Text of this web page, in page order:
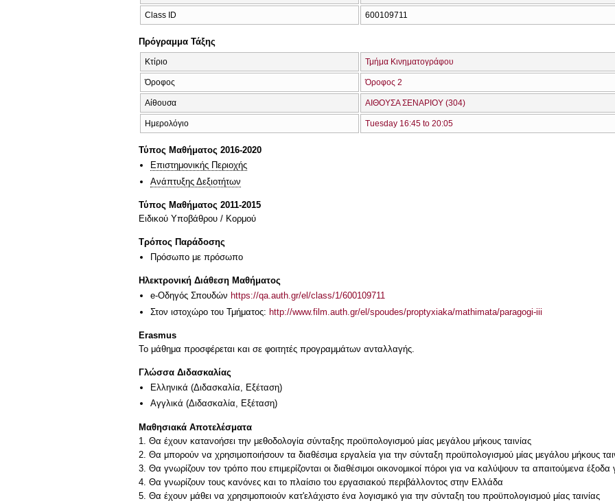
Class ID 600109711
Πρόγραμμα Τάξης
Κτίριο Τμήμα Κινηματογράφου
Όροφος Όροφος 2
Αίθουσα ΑΙΘΟΥΣΑ ΣΕΝΑΡΙΟΥ (304)
Ημερολόγιο Tuesday 16:45 to 20:05
Τύπος Μαθήματος 2016-2020
Επιστημονικής Περιοχής
Ανάπτυξης Δεξιοτήτων
Τύπος Μαθήματος 2011-2015
Ειδικού Υποβάθρου / Κορμού
Τρόπος Παράδοσης
Πρόσωπο με πρόσωπο
Ηλεκτρονική Διάθεση Μαθήματος
e-Οδηγός Σπουδών https://qa.auth.gr/el/class/1/600109711
Στον ιστοχώρο του Τμήματος: http://www.film.auth.gr/el/spoudes/proptyxiaka/mathimata/paragogi-iii
Erasmus
Το μάθημα προσφέρεται και σε φοιτητές προγραμμάτων ανταλλαγής.
Γλώσσα Διδασκαλίας
Ελληνικά (Διδασκαλία, Εξέταση)
Αγγλικά (Διδασκαλία, Εξέταση)
Μαθησιακά Αποτελέσματα
1. Θα έχουν κατανοήσει την μεθοδολογία σύνταξης προϋπολογισμού μίας μεγάλου μήκους ταινίας
2. Θα μπορούν να χρησιμοποιήσουν τα διαθέσιμα εργαλεία για την σύνταξη προϋπολογισμού μίας μεγάλου μήκους
3. Θα γνωρίζουν τον τρόπο που επιμερίζονται οι διαθέσιμοι οικονομικοί πόροι για να καλύψουν τα απαιτούμενα
4. Θα γνωρίζουν τους κανόνες και το πλαίσιο του εργασιακού περιβάλλοντος στην Ελλάδα